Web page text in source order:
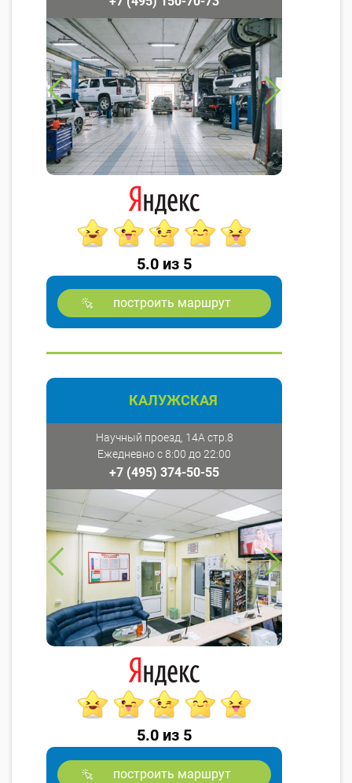
5.0 из 5
построить маршрут
КАЛУЖСКАЯ
Научный проезд, 14А стр.8
Ежедневно с 8:00 до 22:00
+7 (495) 374-50-55
5.0 из 5
построить маршрут